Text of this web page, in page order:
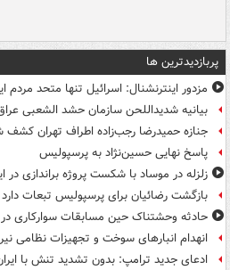
پربازدیدترین ها
مزدور اینترنشنال: اسرائیل تنها متحد مردم
بیانیه شدیداللحن سازمان حشد الشعبی
جنازه حمیدرضا رجب‌زاده اطراف تهران کشف
پاسخ نهایی حسین‌نژاد به پرسپولیس
زلزله در موساد با شکست پروژه براندازی در
بازگشت رضائیان برای پرسپولیس تبعات دارد
حادثه وحشتناک حین مسابقات سوارکاری در
انهدام انبارهای سوخت و تجهیزات نظامی
ادعای جدید ترامپ: بدون تشدید تنش با